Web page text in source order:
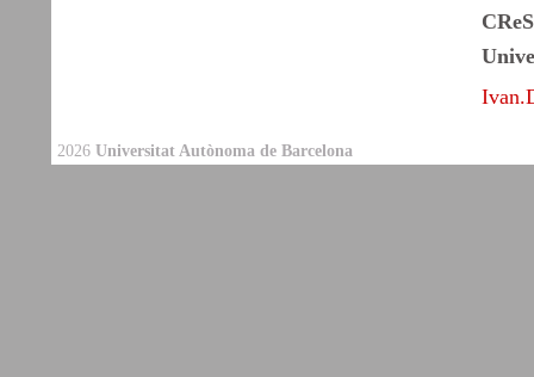
2026 Universitat Autònoma de Barcelona